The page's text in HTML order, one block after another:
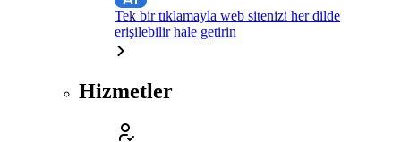
Tek bir tıklamayla web sitenizi her dilde
erişilebilir hale getirin
Hizmetler